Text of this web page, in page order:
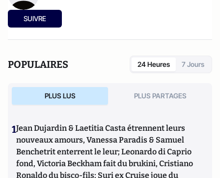
SUIVRE
POPULAIRES 24 Heures 7 Jours
PLUS LUS PLUS PARTAGES
1Jean Dujardin & Laetitia Casta étrennent leurs
nouveaux amours, Vanessa Paradis & Samuel
Benchetrit enterrent le leur; Leonardo di Caprio
fond, Victoria Beckham fait du brukini, Cristiano
Ronaldo du bisco-fils; Suri ex Cruise joue du